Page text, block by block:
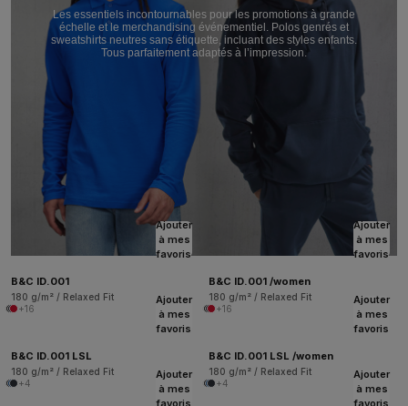
Les essentiels incontournables pour les promotions à grande
échelle et le merchandising événementiel. Polos genrés et
sweatshirts neutres sans étiquette, incluant des styles enfants.
Tous parfaitement adaptés à l’impression.
Ajouter
à mes
favoris
B&C ID.001
180 g/m² / Relaxed Fit
+16
Ajouter
à mes
favoris
B&C ID.001 /women
180 g/m² / Relaxed Fit
+16
Ajouter
à mes
favoris
B&C ID.001 LSL
180 g/m² / Relaxed Fit
+4
Ajouter
à mes
favoris
B&C ID.001 LSL /women
180 g/m² / Relaxed Fit
+4
Ajouter
à mes
favoris
Ajouter
à mes
favoris